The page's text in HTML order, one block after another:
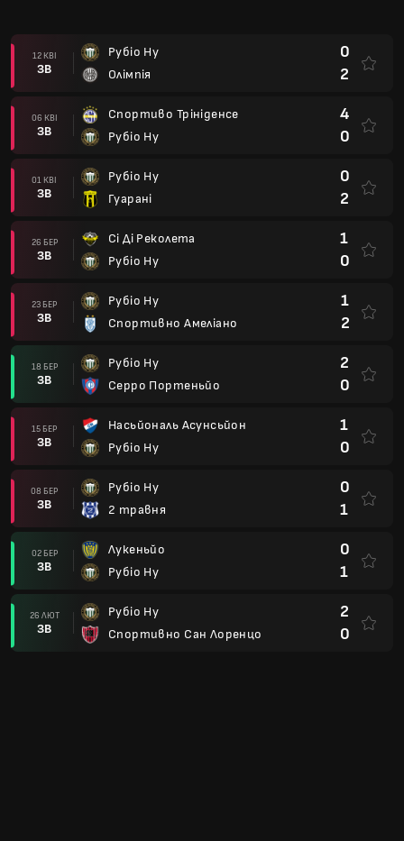
23 БЕР
ЗВ
Рубіо Ну
Спортивно Амеліано
1
2
18 БЕР
ЗВ
Рубіо Ну
Серро Портеньйо
2
0
15 БЕР
ЗВ
Насьйональ Асунсьйон
Рубіо Ну
1
0
08 БЕР
ЗВ
Рубіо Ну
2 травня
0
1
02 БЕР
ЗВ
Лукеньйо
Рубіо Ну
0
1
26 ЛЮТ
ЗВ
Рубіо Ну
Спортивно Сан Лоренцо
2
0
20 ЛЮТ
ЗВ
Лібертад
Рубіо Ну
0
1
14 ЛЮТ
ЗВ
Олімпія
Рубіо Ну
0
0
07 ЛЮТ
ЗВ
Рубіо Ну
Спортиво Трініденсе
0
1
01 ЛЮТ
ЗВ
Гуарані
Рубіо Ну
4
0